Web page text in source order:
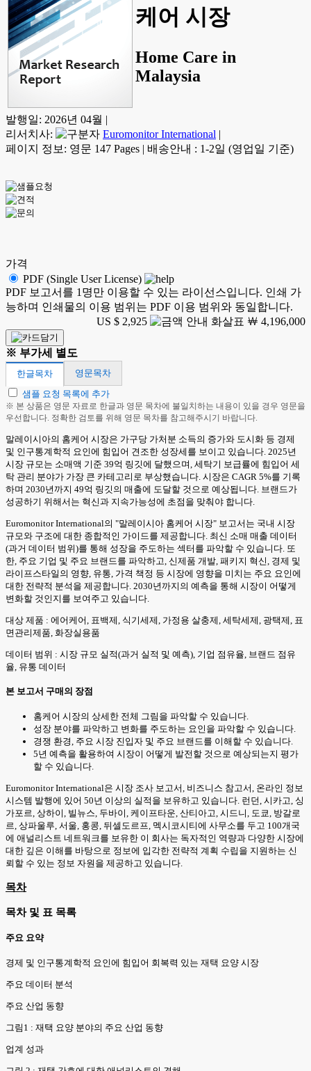
케어 시장
Home Care in
Malaysia
발행일: 2026년 04월 |
리서치사:
Euromonitor International |
페이지 정보: 영문 147 Pages | 배송안내 : 1-2일 (영업일 기준)
가격
PDF (Single User License)
PDF 보고서를 1명만 이용할 수 있는 라이선스입니다. 인쇄 가
능하며 인쇄물의 이용 범위는 PDF 이용 범위와 동일합니다.
US $ 2,925
￦ 4,196,000
※ 부가세 별도
한글목차
영문목차
샘플 요청 목록에 추가
※ 본 상품은 영문 자료로 한글과 영문 목차에 불일치하는 내용이 있을 경우 영문을
우선합니다. 정확한 검토를 위해 영문 목차를 참고해주시기 바랍니다.
말레이시아의 홈케어 시장은 가구당 가처분 소득의 증가와 도시화 등 경제
및 인구통계학적 요인에 힘입어 견조한 성장세를 보이고 있습니다. 2025년
시장 규모는 소매액 기준 39억 링깃에 달했으며, 세탁기 보급률에 힘입어 세
탁 관리 분야가 가장 큰 카테고리로 부상했습니다. 시장은 CAGR 5%를 기록
하며 2030년까지 49억 링깃의 매출에 도달할 것으로 예상됩니다. 브랜드가
성공하기 위해서는 혁신과 지속가능성에 초점을 맞춰야 합니다.
Euromonitor International의 "말레이시아 홈케어 시장" 보고서는 국내 시장
규모와 구조에 대한 종합적인 가이드를 제공합니다. 최신 소매 매출 데이터
(과거 데이터 범위)를 통해 성장을 주도하는 섹터를 파악할 수 있습니다. 또
한, 주요 기업 및 주요 브랜드를 파악하고, 신제품 개발, 패키지 혁신, 경제 및
라이프스타일의 영향, 유통, 가격 책정 등 시장에 영향을 미치는 주요 요인에
대한 전략적 분석을 제공합니다. 2030년까지의 예측을 통해 시장이 어떻게
변화할 것인지를 보여주고 있습니다.
대상 제품 : 에어케어, 표백제, 식기세제, 가정용 살충제, 세탁세제, 광택제, 표
면관리제품, 화장실용품
데이터 범위 : 시장 규모 실적(과거 실적 및 예측), 기업 점유율, 브랜드 점유
율, 유통 데이터
본 보고서 구매의 장점
홈케어 시장의 상세한 전체 그림을 파악할 수 있습니다.
성장 분야를 파악하고 변화를 주도하는 요인을 파악할 수 있습니다.
경쟁 환경, 주요 시장 진입자 및 주요 브랜드를 이해할 수 있습니다.
5년 예측을 활용하여 시장이 어떻게 발전할 것으로 예상되는지 평가
할 수 있습니다.
Euromonitor International은 시장 조사 보고서, 비즈니스 참고서, 온라인 정보
시스템 발행에 있어 50년 이상의 실적을 보유하고 있습니다. 런던, 시카고, 싱
가포르, 상하이, 빌뉴스, 두바이, 케이프타운, 산티아고, 시드니, 도쿄, 방갈로
르, 상파울루, 서울, 홍콩, 뒤셀도르프, 멕시코시티에 사무소를 두고 100개국
에 애널리스트 네트워크를 보유한 이 회사는 독자적인 역량과 다양한 시장에
대한 깊은 이해를 바탕으로 정보에 입각한 전략적 계획 수립을 지원하는 신
뢰할 수 있는 정보 자원을 제공하고 있습니다.
목차
목차 및 표 목록
주요 요약
경제 및 인구통계학적 요인에 힘입어 회복력 있는 재택 요양 시장
주요 데이터 분석
주요 산업 동향
그림1 : 재택 요양 분야의 주요 산업 동향
업계 성과